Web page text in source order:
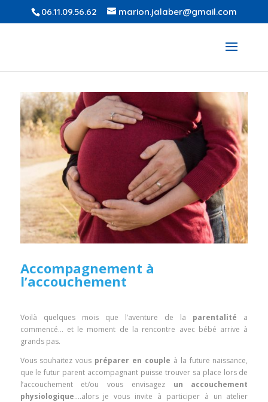
06.11.09.56.62 marion.jalaber@gmail.com
Accompagnement à
l’accouchement
Voilà quelques mois que l’aventure de la parentalité a
commencé… et le moment de la rencontre avec bébé arrive à
grands pas.
Vous souhaitez vous préparer en couple à la future naissance,
que le futur parent accompagnant puisse trouver sa place lors de
l’accouchement et/ou vous envisagez un accouchement
physiologique….alors je vous invite à participer à un atelier